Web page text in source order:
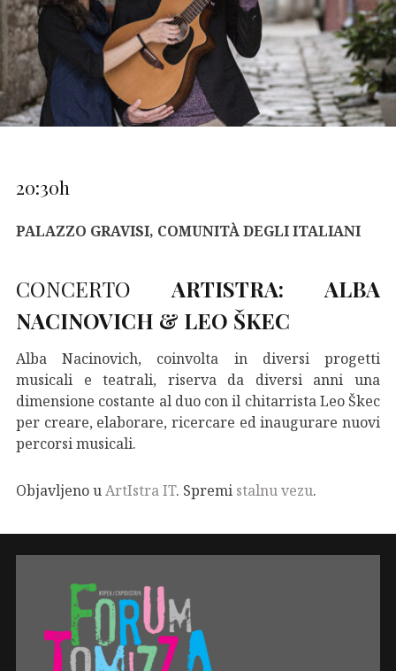
20:30h
PALAZZO GRAVISI, COMUNITÀ DEGLI ITALIANI
CONCERTO ARTISTRA:
ALBA
NACINOVICH & LEO ŠKEC
Alba Nacinovich, coinvolta in diversi progetti
musicali e teatrali, riserva da diversi anni una
dimensione costante al duo con il chitarrista Leo Škec
per creare, elaborare, ricercare ed inaugurare nuovi
percorsi musicali.
Objavljeno uArtIstra IT. Spremi stalnu vezu.